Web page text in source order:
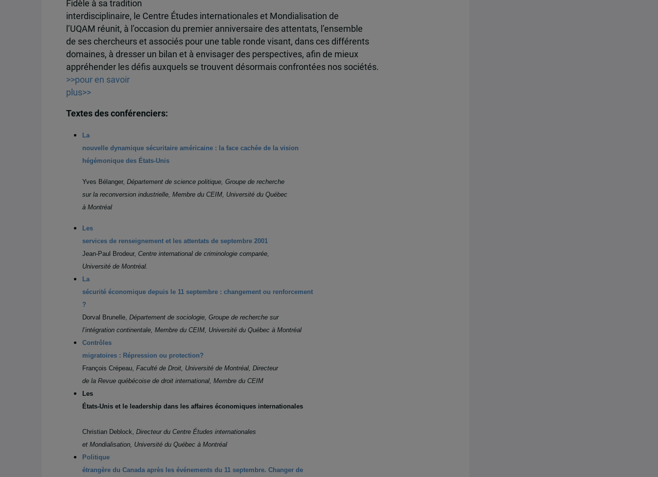
Fidèle à sa tradition
interdisciplinaire, le Centre Études internationales et Mondialisation de
l’UQAM réunit, à l’occasion du premier anniversaire des attentats, l’ensemble
de ses chercheurs et associés pour une table ronde visant, dans ces différents
domaines, à dresser un bilan et à envisager des perspectives, afin de mieux
appréhender les défis auxquels se trouvent désormais confrontées nos sociétés.
>>pour en savoir
plus>>
Textes des conférenciers:
La
nouvelle dynamique sécuritaire américaine : la face cachée de la vision
hégémonique des États-Unis
Yves Bélanger,Département de science politique, Groupe de recherche
sur la reconversion industrielle, Membre du CEIM, Université du Québec
à Montréal
Les
services de renseignement et les attentats de septembre 2001
Jean-Paul Brodeur,Centre international de criminologie comparée,
Université de Montréal.
La
sécurité économique depuis le 11 septembre : changement ou renforcement
?
Dorval Brunelle,Département de sociologie, Groupe de recherche sur
l’intégration continentale, Membre du CEIM, Université du Québec à Montréal
Contrôles
migratoires : Répression ou protection?
François Crépeau,Faculté de Droit, Université de Montréal, Directeur
de la Revue québécoise de droit international, Membre du CEIM
Les
États-Unis et le leadership dans les affaires économiques internationales
Christian Deblock,Directeur du Centre Études internationales
et Mondialisation, Université du Québec à Montréal
Politique
étrangère du Canada après les événements du 11 septembre. Changer de